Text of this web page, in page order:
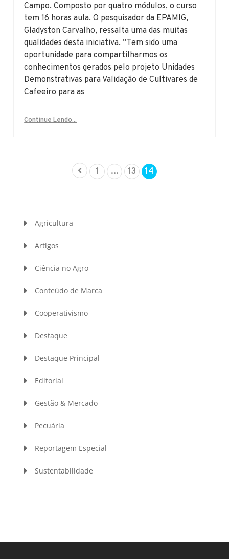
Campo. Composto por quatro módulos, o curso
tem 16 horas aula. O pesquisador da EPAMIG,
Gladyston Carvalho, ressalta uma das muitas
qualidades desta iniciativa. “Tem sido uma
oportunidade para compartilharmos os
conhecimentos gerados pelo projeto Unidades
Demonstrativas para Validação de Cultivares de
Cafeeiro para as
Continue Lendo...
1 … 13 14
Agricultura
Artigos
Ciência no Agro
Conteúdo de Marca
Cooperativismo
Destaque
Destaque Principal
Editorial
Gestão & Mercado
Pecuária
Reportagem Especial
Sustentabilidade